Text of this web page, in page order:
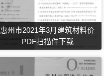
惠州市2021年3月建筑材料价
PDF扫描件下载